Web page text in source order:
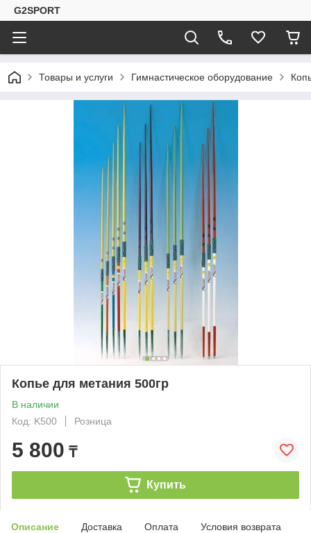
G2SPORT
Товары и услуги Гимнастическое оборудование
Копье для метания 500гр
В наличии
Код: K500
Розница
5 800 ₸
Купить
Описание Доставка Оплата Условия возврата